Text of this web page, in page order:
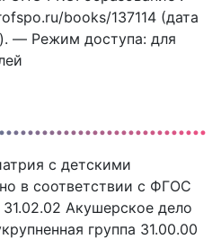
books/137114 (дата
— Режим доступа: для
с детскими
в соответствии с ФГОС
Акушерское дело
группа 31.00.00